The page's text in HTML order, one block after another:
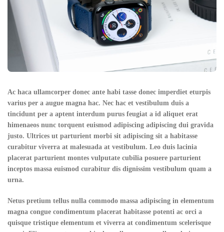
Ac haca ullamcorper donec ante habi tasse donec imperdiet eturpis
varius per a augue magna hac. Nec hac et vestibulum duis a
tincidunt per a aptent interdum purus feugiat a id aliquet erat
himenaeos nunc torquent euismod adipiscing adipiscing dui gravida
justo. Ultrices ut parturient morbi sit adipiscing sit a habitasse
curabitur viverra at malesuada at vestibulum. Leo duis lacinia
placerat parturient montes vulputate cubilia posuere parturient
inceptos massa euismod curabitur dis dignissim vestibulum quam a
urna.
Netus pretium tellus nulla commodo massa adipiscing in elementum
magna congue condimentum placerat habitasse potenti ac orci a
quisque tristique elementum et viverra at condimentum scelerisque